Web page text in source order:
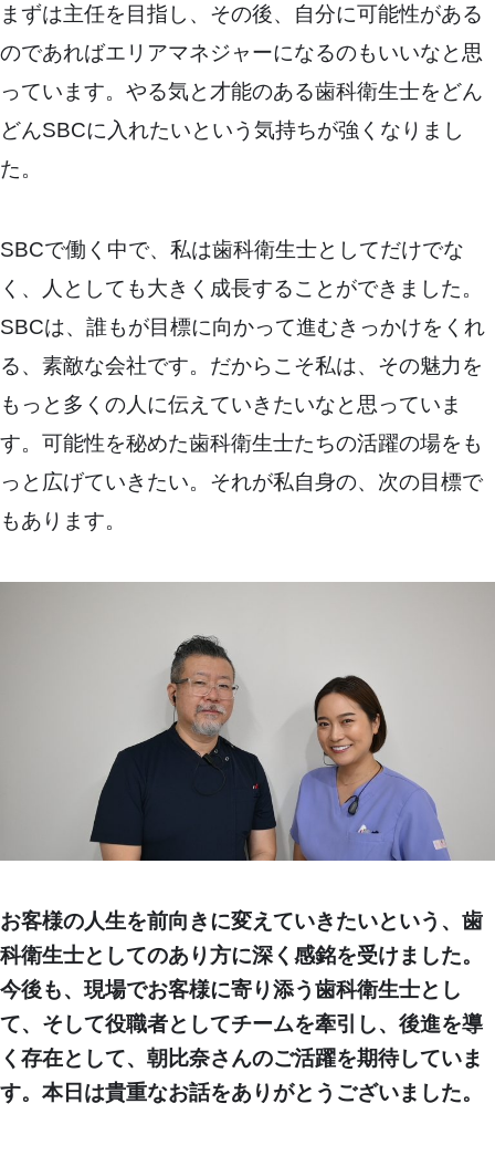
まずは主任を目指し、その後、自分に可能性がある
のであればエリアマネジャーになるのもいいなと思
っています。やる気と才能のある歯科衛生士をどん
どんSBCに入れたいという気持ちが強くなりまし
た。
SBCで働く中で、私は歯科衛生士としてだけでな
く、人としても大きく成長することができました。
SBCは、誰もが目標に向かって進むきっかけをくれ
る、素敵な会社です。だからこそ私は、その魅力を
もっと多くの人に伝えていきたいなと思っていま
す。可能性を秘めた歯科衛生士たちの活躍の場をも
っと広げていきたい。それが私自身の、次の目標で
もあります。
お客様の人生を前向きに変えていきたいという、歯
科衛生士としてのあり方に深く感銘を受けました。
今後も、現場でお客様に寄り添う歯科衛生士とし
て、そして役職者としてチームを牽引し、後進を導
く存在として、朝比奈さんのご活躍を期待していま
す。本日は貴重なお話をありがとうございました。